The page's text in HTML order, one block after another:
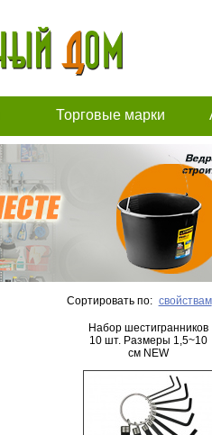
Торговые марки
Сортировать по: свойствам
Набор шестигранников
10 шт. Размеры 1,5~10
см NEW